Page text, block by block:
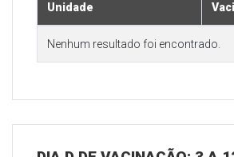
Unidade
Nenhum resultado foi encontrado.